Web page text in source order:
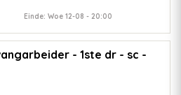
Einde: Woe 12-08 - 20:00
- 1ste dr - sc -